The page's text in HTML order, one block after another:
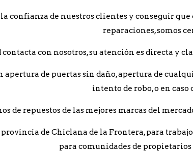
confianza de nuestros clientes y conseguir
reparaciones, somos
contacta con nosotros, su atención es directa y
apertura de puertas sin daño, apertura de
intento de robo, o en caso
de repuestos de las mejores marcas del
de Chiclana de la Frontera, para
para comunidades de